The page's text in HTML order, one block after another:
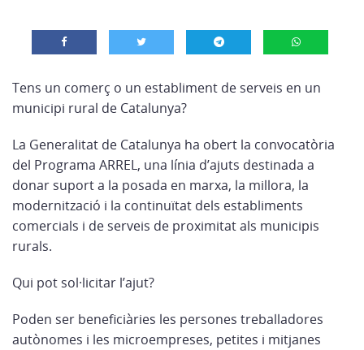
Tens un comerç o un establiment de serveis en un
municipi rural de Catalunya?
La Generalitat de Catalunya ha obert la convocatòria
del Programa ARREL, una línia d’ajuts destinada a
donar suport a la posada en marxa, la millora, la
modernització i la continuïtat dels establiments
comercials i de serveis de proximitat als municipis
rurals.
Qui pot sol·licitar l’ajut?
Poden ser beneficiàries les persones treballadores
autònomes i les microempreses, petites i mitjanes